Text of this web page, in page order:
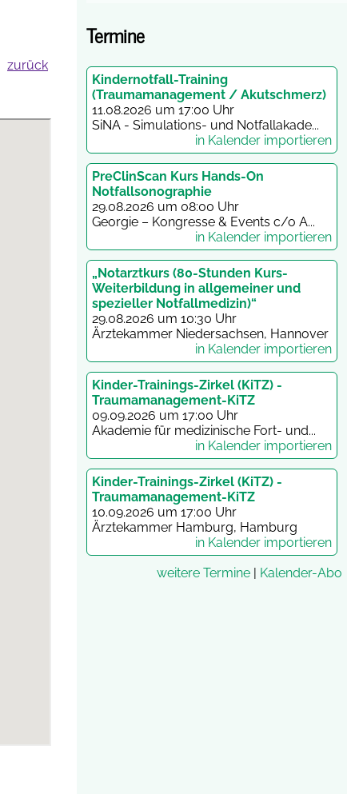
zurück
Termine
Kindernotfall-Training
(Traumamanagement / Akutschmerz)
11.08.2026 um 17:00 Uhr
SiNA - Simulations- und Notfallakade...
in Kalender importieren
PreClinScan Kurs Hands-On
Notfallsonographie
29.08.2026 um 08:00 Uhr
Georgie – Kongresse & Events c/o A...
in Kalender importieren
„Notarztkurs (80-Stunden Kurs-
Weiterbildung in allgemeiner und
spezieller Notfallmedizin)“
29.08.2026 um 10:30 Uhr
Ärztekammer Niedersachsen, Hannover
in Kalender importieren
Kinder-Trainings-Zirkel (KiTZ) -
Traumamanagement-KiTZ
09.09.2026 um 17:00 Uhr
Akademie für medizinische Fort- und...
in Kalender importieren
Kinder-Trainings-Zirkel (KiTZ) -
Traumamanagement-KiTZ
10.09.2026 um 17:00 Uhr
Ärztekammer Hamburg, Hamburg
in Kalender importieren
weitere Termine | Kalender-Abo